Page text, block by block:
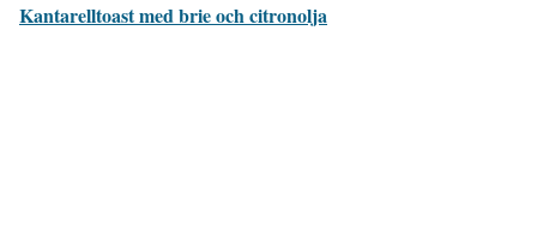
Kantarelltoast med brie och citronolja